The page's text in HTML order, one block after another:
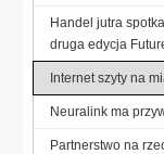
Handel jutra
druga edycja
Internet szyty na
Neuralink ma
Partnerstwo na